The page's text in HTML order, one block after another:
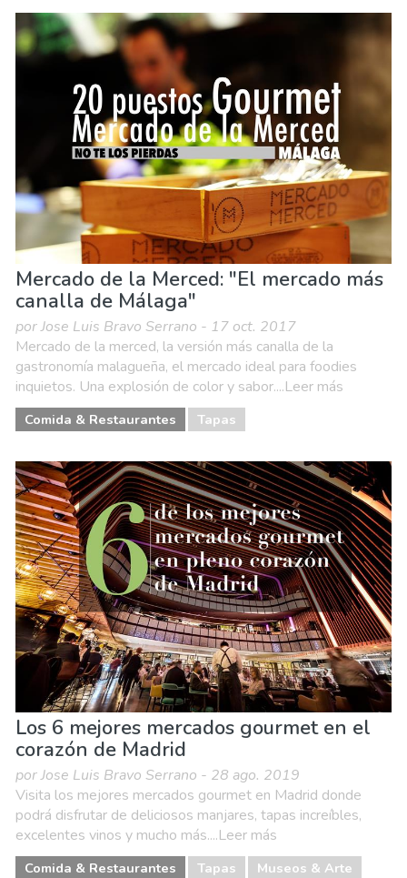
Mercado de la Merced: "El mercado más
canalla de Málaga"
por Jose Luis Bravo Serrano - 17 oct. 2017
Mercado de la merced, la versión más canalla de la
gastronomía malagueña, el mercado ideal para foodies
inquietos. Una explosión de color y sabor....Leer más
Comida & Restaurantes Tapas
Los 6 mejores mercados gourmet en el
corazón de Madrid
por Jose Luis Bravo Serrano - 28 ago. 2019
Visita los mejores mercados gourmet en Madrid donde
podrá disfrutar de deliciosos manjares, tapas increíbles,
excelentes vinos y mucho más....Leer más
Comida & Restaurantes Tapas Museos & Arte